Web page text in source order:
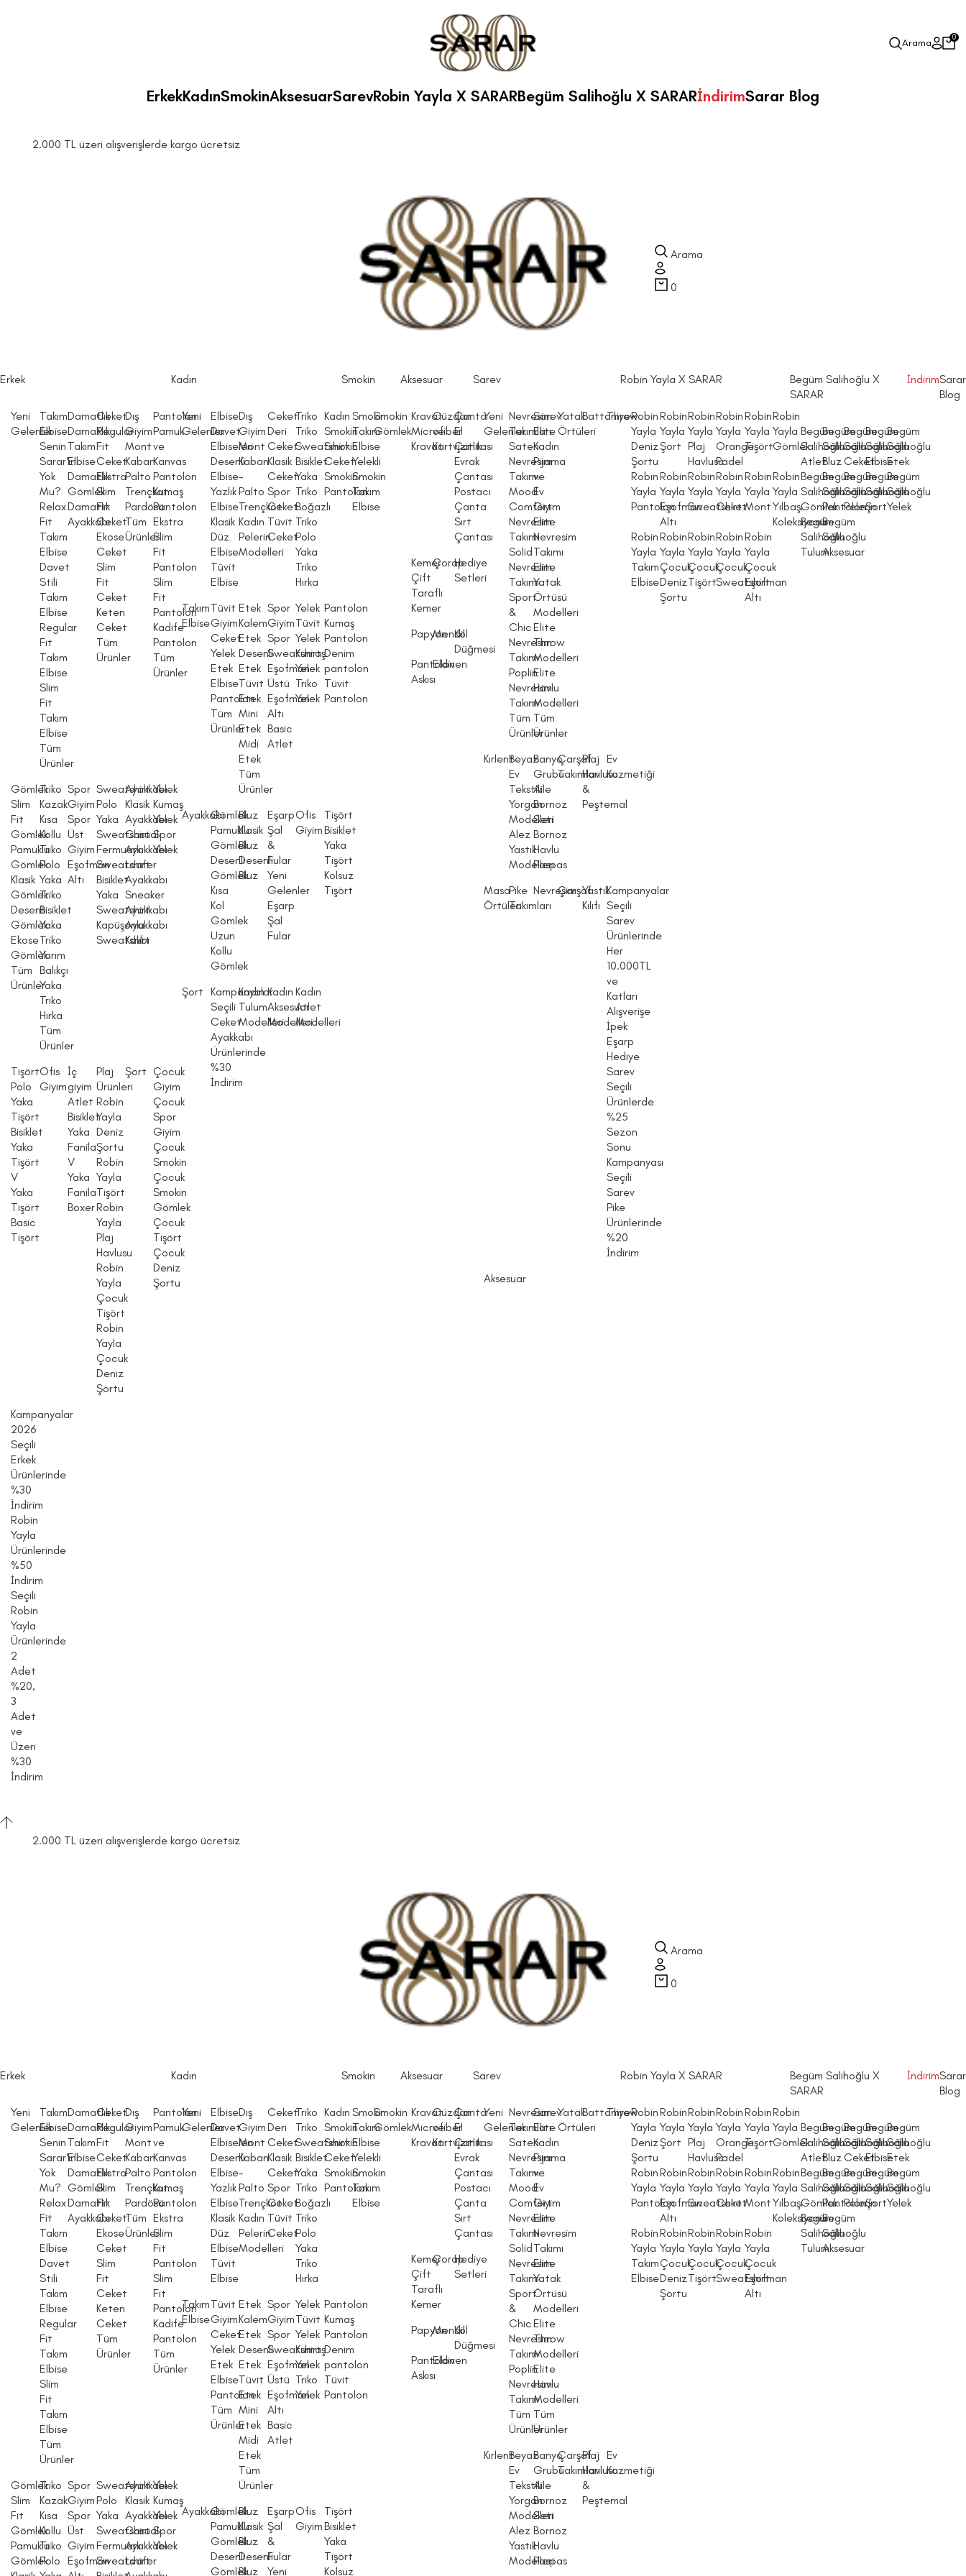
Arama 0
ErkekKadınSmokinAksesuarSarevRobin Yayla X SARARBegüm Salihoğlu X SARARİndirimSarar Blog
2.000 TL üzeri alışverişlerde kargo ücretsiz
Arama
0
Erkek
Yeni
Gelenler
Takım
Elbise
Senin
Sarar'ın
Yok
Mu?
Relax
Fit
Takım
Elbise
Davet
Stili
Takım
Elbise
Regular
Fit
Takım
Elbise
Slim
Fit
Takım
Elbise
Tüm
Ürünler
Damatlık
Damatlık
Takım
Elbise
Damatlık
Gömlek
Damatlık
Ayakkabı
Ceket
Regular
Fit
Ceket
Ekstra
Slim
Fit
Ceket
Ekose
Ceket
Slim
Fit
Ceket
Keten
Ceket
Tüm
Ürünler
Dış
Giyim
Mont
Kaban
Palto
Trençkot
Pardösü
Tüm
Ürünler
Pantolon
Pamuk
ve
Kanvas
Pantolon
Kumaş
Pantolon
Ekstra
Slim
Fit
Pantolon
Slim
Fit
Pantolon
Kadife
Pantolon
Tüm
Ürünler
Gömlek
Slim
Fit
Gömlek
Pamuklu
Gömlek
Klasik
Gömlek
Desenli
Gömlek
Ekose
Gömlek
Tüm
Ürünler
Triko
Kazak
Kısa
Kollu
Triko
Polo
Yaka
Triko
Bisiklet
Yaka
Triko
Yarım
Balıkçı
Yaka
Triko
Hırka
Tüm
Ürünler
Spor
Giyim
Spor
Üst
Giyim
Eşofman
Altı
Sweatshirt
Polo
Yaka
Sweatshirt
Fermuarlı
Sweatshirt
Bisiklet
Yaka
Sweatshirt
Kapüşonlu
Sweatshirt
Ayakkabı
Klasik
Ayakkabı
Casual
Ayakkabı
Loafer
Ayakkabı
Sneaker
Ayakkabı
Ayakkabı
Kalıbı
Yelek
Kumaş
Yelek
Spor
Yelek
Tişört
Polo
Yaka
Tişört
Bisiklet
Yaka
Tişört
V
Yaka
Tişört
Basic
Tişört
Ofis
Giyim
İç
giyim
Atlet
Bisiklet
Yaka
Fanila
V
Yaka
Fanila
Boxer
Plaj
Ürünleri
Robin
Yayla
Deniz
Şortu
Robin
Yayla
Tişört
Robin
Yayla
Plaj
Havlusu
Robin
Yayla
Çocuk
Tişört
Robin
Yayla
Çocuk
Deniz
Şortu
Şort Çocuk
Giyim
Çocuk
Spor
Giyim
Çocuk
Smokin
Çocuk
Smokin
Gömlek
Çocuk
Tişört
Çocuk
Deniz
Şortu
Kampanyalar
2026
Seçili
Erkek
Ürünlerinde
%30
İndirim
Robin
Yayla
Ürünlerinde
%50
İndirim
Seçili
Robin
Yayla
Ürünlerinde
2
Adet
%20,
3
Adet
ve
Üzeri
%30
İndirim
Kadın
Yeni
Gelenler
Elbise
Davet
Elbiseleri
Desenli
Elbise
Yazlık
Elbise
Klasik
Düz
Elbise
Tüvit
Elbise
Dış
Giyim
Mont
Kaban
-
Palto
Trençkot
Kadın
Pelerin
Modelleri
Ceket
Deri
Ceket
Klasik
Ceket
Spor
Ceket
Tüvit
Ceket
Triko
Triko
Sweatshirt
Bisiklet
Yaka
Triko
Boğazlı
Triko
Polo
Yaka
Triko
Hırka
Kadın
Smokin
Smokin
Ceket
Smokin
Pantolon
Takım
Elbise
Tüvit
Giyim
Ceket
Yelek
Etek
Elbise
Pantolon
Tüm
Ürünler
Etek
Kalem
Etek
Desenli
Etek
Tüvit
Etek
Mini
Etek
Midi
Etek
Tüm
Ürünler
Spor
Giyim
Spor
Sweatshirt
Eşofman
Üstü
Eşofman
Altı
Basic
Atlet
Yelek
Tüvit
Yelek
Kumaş
Yelek
Triko
Yelek
Pantolon
Kumaş
Pantolon
Denim
pantolon
Tüvit
Pantolon
AyakkabıGömlek
Pamuklu
Gömlek
Desenli
Gömlek
Kısa
Kol
Gömlek
Uzun
Kollu
Gömlek
Bluz
Klasik
Bluz
Desenli
Bluz
Eşarp
Şal
&
Fular
Yeni
Gelenler
Eşarp
Şal
Fular
Ofis
Giyim
Tişört
Bisiklet
Yaka
Tişört
Kolsuz
Tişört
Şort Kampanyalar
Seçili
Ceket
Ayakkabı
Ürünlerinde
%30
İndirim
Kadın
Tulum
Modelleri
Kadın
Aksesuar
Modelleri
Kadın
Atlet
Modelleri
Smokin
Smokin
Takım
Elbise
Smokin
Gömlek
Yelekli
Smokin
Takım
Elbise
Aksesuar
Kravat
Microfiber
Kravat
Cüzdan
ve
Kartvizitlik
Çanta
El
Çantası
Evrak
Çantası
Postacı
Çanta
Sırt
Çantası
Kemer
Çift
Taraflı
Kemer
ÇorapHediye
Setleri
PapyonMendil
Kol
Düğmesi
Pantolon
Askısı
Eldiven
Sarev
Yeni
Gelenler
Nevresim
Takımları
Saten
Nevresim
Takımı
Mood
Comfort
Nevresim
Takımı
Solid
Nevresim
Takımı
Sport
&
Chic
Nevresim
Takımı
Poplin
Nevresim
Takımı
Tüm
Ürünler
Sarev
Elite
Kadın
Pijama
ve
Ev
Giyim
Elite
Nevresim
Takımı
Elite
Yatak
Örtüsü
Modelleri
Elite
Throw
Modelleri
Elite
Havlu
Modelleri
Tüm
Ürünler
Yatak
Örtüleri
Battaniye
Throw
KırlentBeyaz
Ev
Tekstili
Yorgan
Modelleri
Alez
Yastık
Modelleri
Banyo
Grubu
Aile
Bornoz
Seti
Bornoz
Havlu
Paspas
Çarşaf
Takımları
Plaj
Havlusu
&
Peştemal
Ev
Kozmetiği
Masa
Örtüleri
Pike
Takımları
Nevresim
ÇarşafYastık
Kılıfı
Kampanyalar
Seçili
Sarev
Ürünlerinde
Her
10.000TL
ve
Katları
Alışverişe
İpek
Eşarp
Hediye
Sarev
Seçili
Ürünlerde
%25
Sezon
Sonu
Kampanyası
Seçili
Sarev
Pike
Ürünlerinde
%20
İndirim
Aksesuar
Robin Yayla X SARAR
Robin
Yayla
Deniz
Şortu
Robin
Yayla
Şort
Robin
Yayla
Plaj
Havlusu
Robin
Yayla
Orange
Padel
Robin
Yayla
Tişört
Robin
Yayla
Gömlek
Robin
Yayla
Pantolon
Robin
Yayla
Eşofman
Altı
Robin
Yayla
Sweatshirt
Robin
Yayla
Ceket
Robin
Yayla
Mont
Robin
Yayla
Yılbaşı
Koleksiyonu
Robin
Yayla
Takım
Elbise
Robin
Yayla
Çocuk
Deniz
Şortu
Robin
Yayla
Çocuk
Tişört
Robin
Yayla
Çocuk
Sweatshirt
Robin
Yayla
Çocuk
Eşofman
Altı
Begüm Salihoğlu X
SARAR
Begüm
Salihoğlu
Atlet
Begüm
Salihoğlu
Bluz
Begüm
Salihoğlu
Ceket
Begüm
Salihoğlu
Elbise
Begüm
Salihoğlu
Etek
Begüm
Salihoğlu
Gömlek
Begüm
Salihoğlu
Pantolon
Begüm
Salihoğlu
Pelerin
Begüm
Salihoğlu
Şort
Begüm
Salihoğlu
Yelek
Begüm
Salihoğlu
Tulum
Begüm
Salihoğlu
Aksesuar
İndirimSarar
Blog
2.000 TL üzeri alışverişlerde kargo ücretsiz
Arama
0
Erkek
Yeni
Gelenler
Takım
Elbise
Senin
Sarar'ın
Yok
Mu?
Relax
Fit
Takım
Elbise
Davet
Stili
Takım
Elbise
Regular
Fit
Takım
Elbise
Slim
Fit
Takım
Elbise
Tüm
Ürünler
Damatlık
Damatlık
Takım
Elbise
Damatlık
Gömlek
Damatlık
Ayakkabı
Ceket
Regular
Fit
Ceket
Ekstra
Slim
Fit
Ceket
Ekose
Ceket
Slim
Fit
Ceket
Keten
Ceket
Tüm
Ürünler
Dış
Giyim
Mont
Kaban
Palto
Trençkot
Pardösü
Tüm
Ürünler
Pantolon
Pamuk
ve
Kanvas
Pantolon
Kumaş
Pantolon
Ekstra
Slim
Fit
Pantolon
Slim
Fit
Pantolon
Kadife
Pantolon
Tüm
Ürünler
Gömlek
Slim
Fit
Gömlek
Pamuklu
Gömlek
Triko
Kazak
Kısa
Kollu
Triko
Polo
Spor
Giyim
Spor
Üst
Giyim
Eşofman
Sweatshirt
Polo
Yaka
Sweatshirt
Fermuarlı
Sweatshirt
Ayakkabı
Klasik
Ayakkabı
Casual
Ayakkabı
Loafer
Yelek
Kumaş
Yelek
Spor
Yelek
Kadın
Yeni
Gelenler
Elbise
Davet
Elbiseleri
Desenli
Elbise
Yazlık
Elbise
Klasik
Düz
Elbise
Tüvit
Elbise
Dış
Giyim
Mont
Kaban
-
Palto
Trençkot
Kadın
Pelerin
Modelleri
Ceket
Deri
Ceket
Klasik
Ceket
Spor
Ceket
Tüvit
Ceket
Triko
Triko
Sweatshirt
Bisiklet
Yaka
Triko
Boğazlı
Triko
Polo
Yaka
Triko
Hırka
Kadın
Smokin
Smokin
Ceket
Smokin
Pantolon
Takım
Elbise
Tüvit
Giyim
Ceket
Yelek
Etek
Elbise
Pantolon
Tüm
Ürünler
Etek
Kalem
Etek
Desenli
Etek
Tüvit
Etek
Mini
Etek
Midi
Etek
Tüm
Ürünler
Spor
Giyim
Spor
Sweatshirt
Eşofman
Üstü
Eşofman
Altı
Basic
Atlet
Yelek
Tüvit
Yelek
Kumaş
Yelek
Triko
Yelek
Pantolon
Kumaş
Pantolon
Denim
pantolon
Tüvit
Pantolon
AyakkabıGömlek
Pamuklu
Gömlek
Desenli
Gömlek
Bluz
Klasik
Bluz
Desenli
Bluz
Eşarp
Şal
&
Fular
Yeni
Ofis
Giyim
Tişört
Bisiklet
Yaka
Tişört
Kolsuz
Smokin
Smokin
Takım
Elbise
Smokin
Gömlek
Yelekli
Smokin
Takım
Elbise
Aksesuar
Kravat
Microfiber
Kravat
Cüzdan
ve
Kartvizitlik
Çanta
El
Çantası
Evrak
Çantası
Postacı
Çanta
Sırt
Çantası
Kemer
Çift
Taraflı
Kemer
ÇorapHediye
Setleri
PapyonMendil
Kol
Düğmesi
Pantolon
Askısı
Eldiven
Sarev
Yeni
Gelenler
Nevresim
Takımları
Saten
Nevresim
Takımı
Mood
Comfort
Nevresim
Takımı
Solid
Nevresim
Takımı
Sport
&
Chic
Nevresim
Takımı
Poplin
Nevresim
Takımı
Tüm
Ürünler
Sarev
Elite
Kadın
Pijama
ve
Ev
Giyim
Elite
Nevresim
Takımı
Elite
Yatak
Örtüsü
Modelleri
Elite
Throw
Modelleri
Elite
Havlu
Modelleri
Tüm
Ürünler
Yatak
Örtüleri
Battaniye
Throw
KırlentBeyaz
Ev
Tekstili
Yorgan
Modelleri
Alez
Yastık
Modelleri
Banyo
Grubu
Aile
Bornoz
Seti
Bornoz
Havlu
Paspas
Çarşaf
Takımları
Plaj
Havlusu
&
Peştemal
Ev
Kozmetiği
Robin Yayla X SARAR
Robin
Yayla
Deniz
Şortu
Robin
Yayla
Şort
Robin
Yayla
Plaj
Havlusu
Robin
Yayla
Orange
Padel
Robin
Yayla
Tişört
Robin
Yayla
Gömlek
Robin
Yayla
Pantolon
Robin
Yayla
Eşofman
Altı
Robin
Yayla
Sweatshirt
Robin
Yayla
Ceket
Robin
Yayla
Mont
Robin
Yayla
Yılbaşı
Koleksiyonu
Robin
Yayla
Takım
Elbise
Robin
Yayla
Çocuk
Deniz
Şortu
Robin
Yayla
Çocuk
Tişört
Robin
Yayla
Çocuk
Sweatshirt
Robin
Yayla
Çocuk
Eşofman
Altı
Begüm Salihoğlu X
SARAR
Begüm
Salihoğlu
Atlet
Begüm
Salihoğlu
Bluz
Begüm
Salihoğlu
Ceket
Begüm
Salihoğlu
Elbise
Begüm
Salihoğlu
Etek
Begüm
Salihoğlu
Gömlek
Begüm
Salihoğlu
Pantolon
Begüm
Salihoğlu
Pelerin
Begüm
Salihoğlu
Şort
Begüm
Salihoğlu
Yelek
Begüm
Salihoğlu
Tulum
Begüm
Salihoğlu
Aksesuar
İndirimSarar
Blog